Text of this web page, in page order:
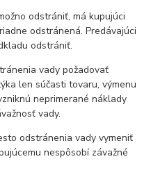
odstrániť, má kupujúci
odstránená. Predávajúci
odstrániť.
vady požadovať
len súčasti tovaru, výmenu
neprimerané náklady
vady.
odstránenia vady vymeniť
nespôsobí závažné